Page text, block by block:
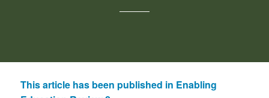
This article has been published in Enabling